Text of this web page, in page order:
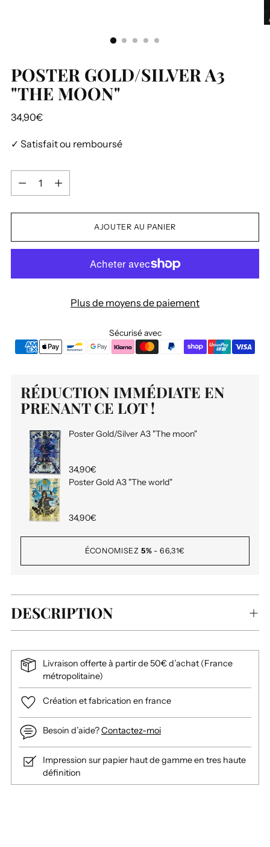
POSTER GOLD/SILVER A3
"THE MOON"
Prix
34,90€
✓ Satisfait ou remboursé
Quantité
Quantité
AJOUTER AU PANIER
Plus de moyens de paiement
Sécurisé avec
RÉDUCTION IMMÉDIATE EN
PRENANT CE LOT !
Poster Gold/Silver A3 "The moon"
34,90€
Poster Gold A3 "The world"
34,90€
ÉCONOMISEZ5% -66,31€
DESCRIPTION
Livraison offerte à partir de 50€ d’achat (France
métropolitaine)
Création et fabrication en france
Besoin d’aide?Contactez-moi
Impression sur papier haut de gamme en tres haute
définition